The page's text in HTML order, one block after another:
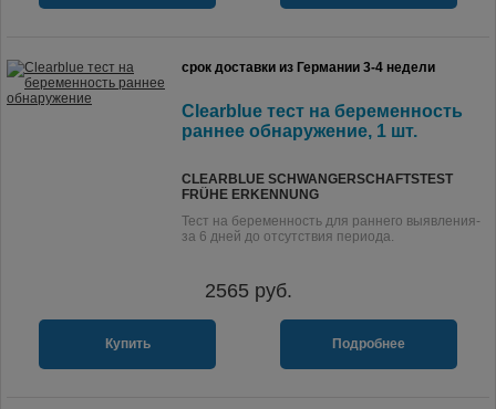
срок доставки из Германии 3-4 недели
Clearblue тест на беременность
раннее обнаружение, 1 шт.
CLEARBLUE SCHWANGERSCHAFTSTEST
FRÜHE ERKENNUNG
Тест на беременность для раннего выявления-
за 6 дней до отсутствия периода.
2565 руб.
Купить Подробнее